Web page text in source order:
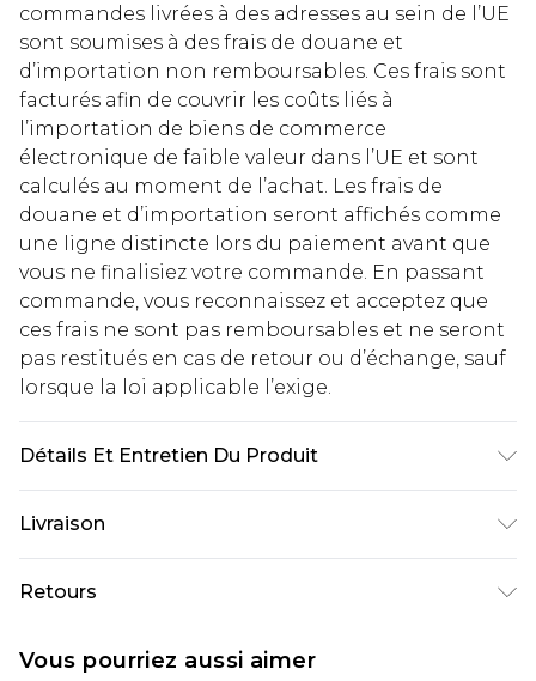
commandes livrées à des adresses au sein de l’UE
sont soumises à des frais de douane et
d’importation non remboursables. Ces frais sont
facturés afin de couvrir les coûts liés à
l’importation de biens de commerce
électronique de faible valeur dans l’UE et sont
calculés au moment de l’achat. Les frais de
douane et d’importation seront affichés comme
une ligne distincte lors du paiement avant que
vous ne finalisiez votre commande. En passant
commande, vous reconnaissez et acceptez que
ces frais ne sont pas remboursables et ne seront
pas restitués en cas de retour ou d’échange, sauf
lorsque la loi applicable l’exige.
Détails Et Entretien Du Produit
porte une taille UK 8 US 4. Longueur
Livraison
Livraison standard France
€2.99
Livraison express France
Retours
à compter de la réception pour nous retourner
Vous pourriez aussi aimer